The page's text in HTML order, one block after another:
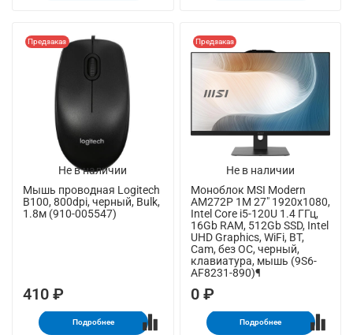
Не в наличии
Предзаказ
Мышь проводная Logitech
B100, 800dpi, черный, Bulk,
1.8м (910-005547)
410 ₽
Подробнее
Не в наличии
Предзаказ
Моноблок MSI Modern
AM272P 1M 27" 1920x1080,
Intel Core i5-120U 1.4 ГГц,
16Gb RAM, 512Gb SSD, Intel
UHD Graphics, WiFi, BT,
Cam, без ОС, черный,
клавиатура, мышь (9S6-
AF8231-890)¶
0 ₽
Подробнее